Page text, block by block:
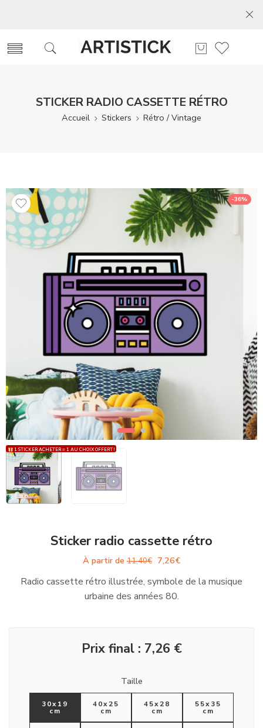
STICKER RADIO CASSETTE RÉTRO
Accueil Stickers Rétro / Vintage
-36%
1 STICKER ACHETER = 1 AU CHOIX OFFERT !
Sticker radio cassette rétro
À partir de 11,40€ 7,26€
Radio cassette rétro illustrée, symbole de la musique
urbaine des années 80.
Prix final : 7,26 €
Taille
30x19
cm
40x25
cm
45x28
cm
55x35
cm